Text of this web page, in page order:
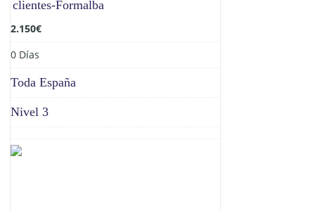
2.150€
0 Días
Toda España
Nivel 3